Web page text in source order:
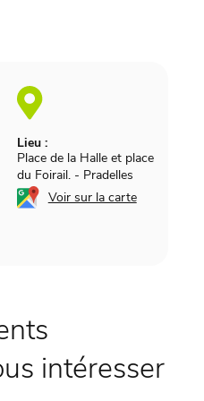
Lieu :
Place de la Halle et place
du Foirail. - Pradelles
Voir sur la carte
intéresser